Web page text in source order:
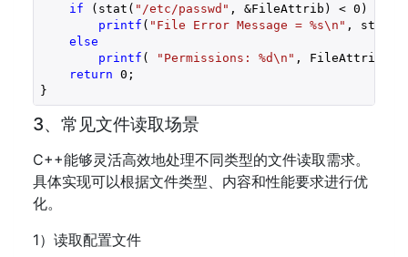
if (stat( "/etc/passwd" , &FileAttrib) < 0 )
printf ( "File Error Message = %s\n" ,
else
printf ( "Permissions: %d\n" ,
return 0 ;
}
3、常见文件读取场景
C++能够灵活高效地处理不同类型的文件读取需求。
具体实现可以根据文件类型、内容和性能要求进行优
化。
1）读取配置文件